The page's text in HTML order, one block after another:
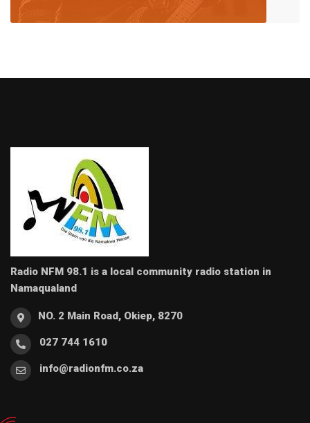
Radio NFM 98.1 is a local community radio station in
Namaqualand
NO. 2 Main Road, Okiep, 8270
027 744 1610
info@radionfm.co.za